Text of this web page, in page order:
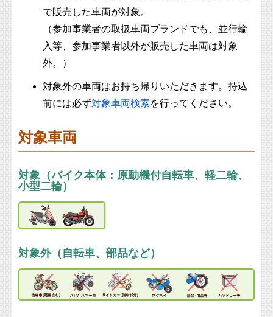
で販売した車両が対象。
（参加事業者の取扱車両ブランドでも、並行輸
入等、参加事業者以外が販売した車両は対象
外。）
対象外の車両はお持ち帰りいただきます。持込
前には必ず対象車両検索を行ってください。
対象車両
対象（バイク本体：原動機付自転車、軽二輪、
小型二輪）
対象外（自転車、部品など）